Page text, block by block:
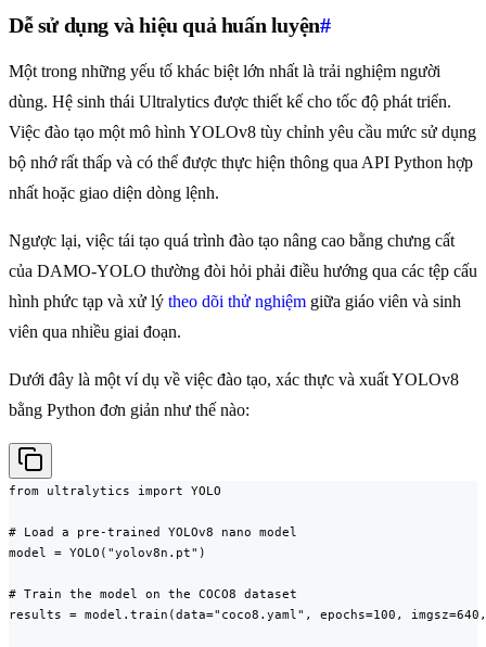
Dễ sử dụng và hiệu quả huấn luyện#
Một trong những yếu tố khác biệt lớn nhất là trải nghiệm người
dùng. Hệ sinh thái Ultralytics được thiết kế cho tốc độ phát triển.
Việc đào tạo một mô hình YOLOv8 tùy chỉnh yêu cầu mức sử dụng
bộ nhớ rất thấp và có thể được thực hiện thông qua API Python hợp
nhất hoặc giao diện dòng lệnh.
Ngược lại, việc tái tạo quá trình đào tạo nâng cao bằng chưng cất
của DAMO-YOLO thường đòi hỏi phải điều hướng qua các tệp cấu
hình phức tạp và xử lý theo dõi thử nghiệm giữa giáo viên và sinh
viên qua nhiều giai đoạn.
Dưới đây là một ví dụ về việc đào tạo, xác thực và xuất YOLOv8
bằng Python đơn giản như thế nào:
from ultralytics import YOLO
# Load a pre-trained YOLOv8 nano model
model = YOLO("yolov8n.pt")
# Train the model on the COCO8 dataset
results = model.train(data="coco8.yaml", epochs=100,